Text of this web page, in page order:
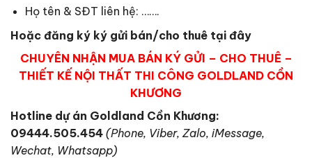
Họ tên & SĐT liên hệ: …….
Hoặc đăng ký ký gửi bán/cho thuê tại đây
CHUYÊN NHẬN MUA BÁN KÝ GỬI – CHO THUÊ –
THIẾT KẾ NỘI THẤT THI CÔNG GOLDLAND CỒN
KHƯƠNG
Hotline dự án Goldland Cồn Khương:
09444.505.454 (Phone, Viber, Zalo, iMessage,
Wechat, Whatsapp)